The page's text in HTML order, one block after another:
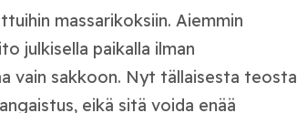
massarikoksiin. Aiemmin
julkisella paikalla ilman
vain sakkoon. Nyt tällaisesta teosta
eikä sitä voida enää